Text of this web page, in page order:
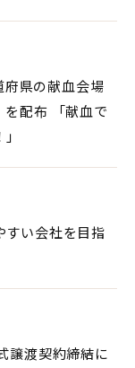
県の献血会場
配布 「献血で
すい会社を目指
譲渡契約締結に